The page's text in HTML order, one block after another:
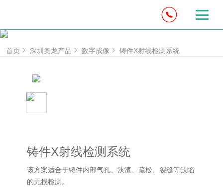
首页 深圳奥龙产品 数字成像 铸件X射线检测系统
铸件X射线检测系统
该方案适合于铸件内部气孔、浃渣、疏松、裂缝等缺陷
的无损检测。